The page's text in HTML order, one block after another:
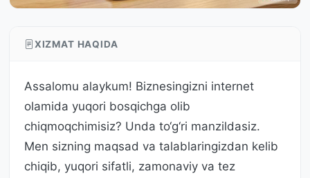
XIZMAT HAQIDA
Assalomu alaykum! Biznesingizni internet
olamida yuqori bosqichga olib
chiqmoqchimisiz? Unda to‘g‘ri manzildasiz.
Men sizning maqsad va talablaringizdan kelib
chiqib, yuqori sifatli, zamonaviy va tez